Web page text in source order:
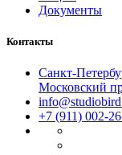
Документы
Контакты
Санкт-
Московский
+7 (911) 002-